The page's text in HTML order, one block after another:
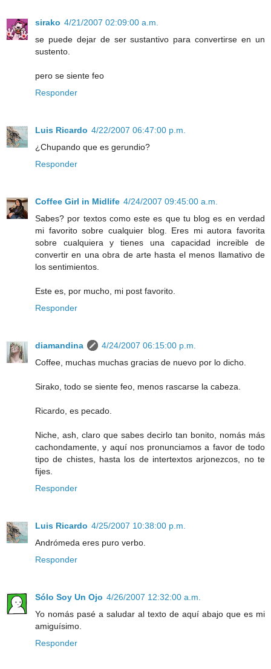
sirako 4/21/2007 02:09:00 a.m.
se puede dejar de ser sustantivo para convertirse en un
sustento.
pero se siente feo
Responder
Luis Ricardo 4/22/2007 06:47:00 p.m.
¿Chupando que es gerundio?
Responder
Coffee Girl in Midlife 4/24/2007 09:45:00 a.m.
Sabes? por textos como este es que tu blog es en verdad
mi favorito sobre cualquier blog. Eres mi autora favorita
sobre cualquiera y tienes una capacidad increible de
convertir en una obra de arte hasta el menos llamativo de
los sentimientos.
Este es, por mucho, mi post favorito.
Responder
diamandina
4/24/2007 06:15:00 p.m.
Coffee, muchas muchas gracias de nuevo por lo dicho.
Sirako, todo se siente feo, menos rascarse la cabeza.
Ricardo, es pecado.
Niche, ash, claro que sabes decirlo tan bonito, nomás más
cachondamente, y aquí nos pronunciamos a favor de todo
tipo de chistes, hasta los de intertextos arjonezcos, no te
fijes.
Responder
Luis Ricardo 4/25/2007 10:38:00 p.m.
Andrómeda eres puro verbo.
Responder
Sólo Soy Un Ojo 4/26/2007 12:32:00 a.m.
Yo nomás pasé a saludar al texto de aquí abajo que es mi
amiguísimo.
Responder